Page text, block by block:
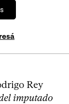
Rey
imputado